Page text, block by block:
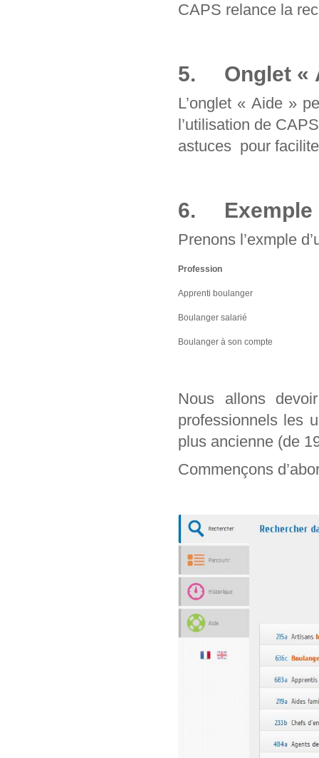
CAPS relance la
5. Onglet «
L’onglet « Aide »
l’utilisation de
astuces pour
6. Exemple
Prenons l’exmple
Profession
Apprenti boulanger
Boulanger salarié
Boulanger à son compte
Nous allons
professionnels les
plus ancienne (de
Commençons